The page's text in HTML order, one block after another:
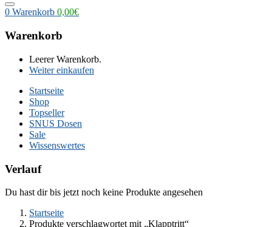
0 Warenkorb 0,00€
Warenkorb
Leerer Warenkorb.
Weiter einkaufen
Startseite
Shop
Topseller
SNUS Dosen
Sale
Wissenswertes
Verlauf
Du hast dir bis jetzt noch keine Produkte angesehen
Startseite
Produkte verschlagwortet mit „Klapptritt“